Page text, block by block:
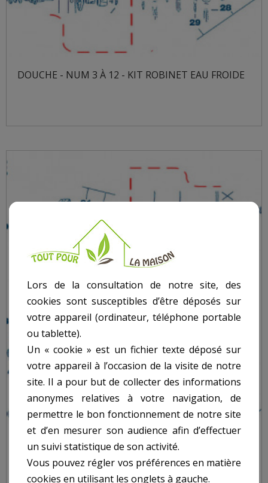
DOUCHE - NUM 3 À 12 - KIT ROBINET EAU FROIDE
Lors de la consultation de notre site, des
cookies sont susceptibles d’être déposés sur
votre appareil (ordinateur, téléphone portable
ou tablette).
Un « cookie » est un fichier texte déposé sur
votre appareil à l’occasion de la visite de notre
site. Il a pour but de collecter des informations
anonymes relatives à votre navigation, de
permettre le bon fonctionnement de notre site
et d’en mesurer son audience afin d’effectuer
un suivi statistique de son activité.
Vous pouvez régler vos préférences en matière
cookies en utilisant les onglets à gauche.